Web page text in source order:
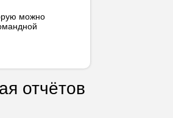
можно
отчётов